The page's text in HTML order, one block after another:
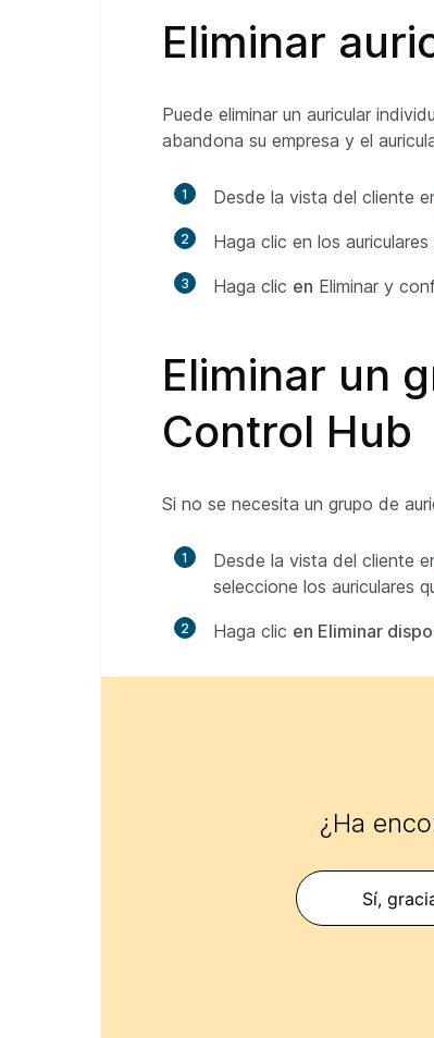
Eliminar
Puede eliminar un auricular
abandona su empresa y el
1 Desde la vista del cliente
2 Haga clic en los
3 Haga clic en Eliminar y
Eliminar un
Control Hub
Si no se necesita un grupo de
1 Desde la vista del cliente
seleccione los auriculares
2 Haga clic en Eliminar
¿Ha
Sí,